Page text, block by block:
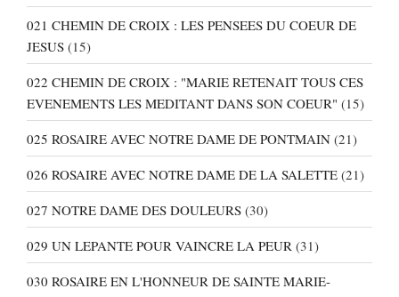
021 CHEMIN DE CROIX : LES PENSEES DU COEUR DE
JESUS (15)
022 CHEMIN DE CROIX : "MARIE RETENAIT TOUS CES
EVENEMENTS LES MEDITANT DANS SON COEUR" (15)
025 ROSAIRE AVEC NOTRE DAME DE PONTMAIN (21)
026 ROSAIRE AVEC NOTRE DAME DE LA SALETTE (21)
027 NOTRE DAME DES DOULEURS (30)
029 UN LEPANTE POUR VAINCRE LA PEUR (31)
030 ROSAIRE EN L'HONNEUR DE SAINTE MARIE-